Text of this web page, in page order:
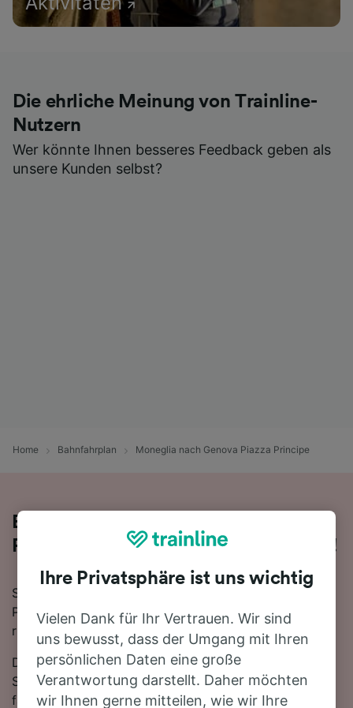
Die ehrliche Meinung von Trainline-
Nutzern
Wer könnte Ihnen besseres Feedback geben als
unsere Kunden selbst?
Home Bahnfahrplan Moneglia nach Genova Piazza Principe
Bequem von Moneglia nach Genova
Piazza Principe - nehmen Sie den Zug!
Sie wollen mit dem Zug von Moneglia nach Genova
Piazza Principe reisen? Dann sind Sie bei uns genau
richtig!
Die Fahrtzeit beträgt mit der schnellsten Verbindung 1
Stunde 17 Minuten. Auf der 49 km langen Strecke
fahren für gewöhnlich 30 Züge am Tag. Es ist kein
Ihre Privatsphäre ist uns wichtig
Vielen Dank für Ihr Vertrauen. Wir sind
uns bewusst, dass der Umgang mit Ihren
persönlichen Daten eine große
Verantwortung darstellt. Daher möchten
wir Ihnen gerne mitteilen, wie wir Ihre